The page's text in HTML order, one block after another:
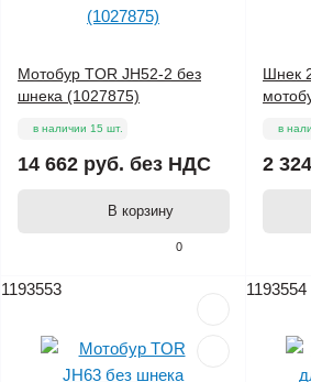
0
Мотобур TOR JH52-2 без
шнека (1027875)
в наличии 15 шт.
14 662 руб. без НДС
В корзину
Шнек
в
2
1193553 1193554